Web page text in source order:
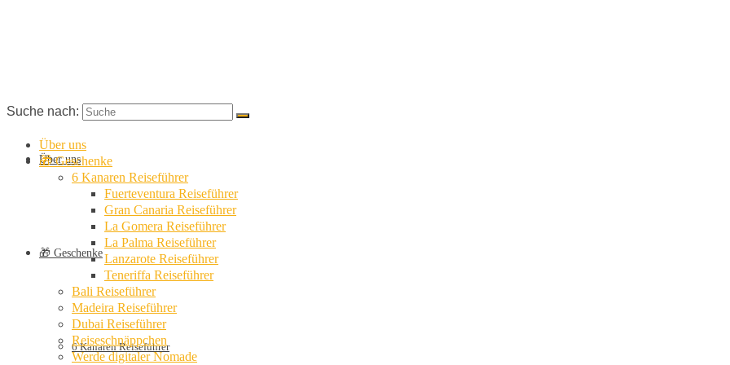
Über uns
🎁 Geschenke
6 Kanaren Reiseführer
Suche nach:
Über uns
🎁 Geschenke
6 Kanaren Reiseführer
Fuerteventura Reiseführer
Gran Canaria Reiseführer
La Gomera Reiseführer
La Palma Reiseführer
Lanzarote Reiseführer
Teneriffa Reiseführer
Bali Reiseführer
Madeira Reiseführer
Dubai Reiseführer
Reiseschnäppchen
Werde digitaler Nomade